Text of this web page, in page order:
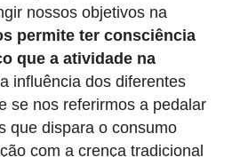
nossos objetivos na
permite ter consciência
que a atividade na
influência dos diferentes
se nos referirmos a pedalar
que dispara o consumo
com a crença tradicional